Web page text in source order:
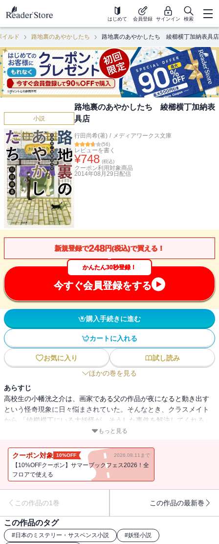
はじめて 会員登録 サインイン 検索
イルド 路地裏のあやかしたち 路地裏のあやかしたち 綾櫛横丁加納表具店
小説
路地裏のあやかしたち 綾櫛横丁加納表
具店
行田尚希(著) / メディアワークス文庫
(56)
レビューを書く
¥748 (税込)
クーポン利用対象商品
2014年08月29日 配信
新規登録で248円(税込)で買える！
かんたん30秒登録！
今すぐ会員登録をする
購入手続きに進む
カートに入れる
お気に入り
試し読み
ほかの巻を見る
あらすじ
高校生の小幡洸之介は、画家である父の作品が夜になると動き出す
という怪奇現象に日々悩まされていた。そんなとき、クラスメイト
から 「綾櫛横丁にいる大妖怪が、そうした事件を解決してくれる」
という噂を聞き、半信半疑で訪ねることにする。丑三つ時を狙って
ていた。意を決して中へと入った洸之介が目にしたのは、驚くよう
な光景だった。そして洸之介は、加納環と名乗る、若く美しい女性
表具師と出会う ――。 人間と妖怪が織りなす、ほろ苦くも微笑ま
もっと見る
クーポン対象 10%OFF 2026.08.11まで
【10%OFFクーポン】サマーブックフェス2026！全
フロアで使える
この作品の1巻 この作品の最新巻
この作品のタグ
#日本のミステリー・サスペンス小説 #妖怪小説